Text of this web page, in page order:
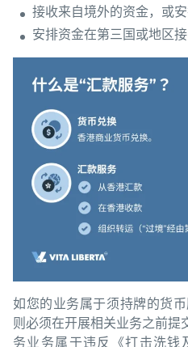
接收来自境外的资金，或安
安排资金在第三国或地区接
如您的业务属于须持牌的货币
则必须在开展相关业务之前提
务业务属于违反《打击洗钱